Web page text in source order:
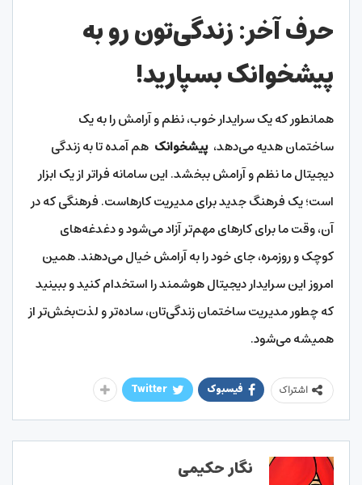
حرف آخر: زندگی‌تون رو به
پیشخوانک بسپارید!
همانطور که یک سرایدار خوب، نظم و آرامش را به یک
ساختمان هدیه می‌دهد،پیشخوانک هم آمده تا به زندگی
دیجیتال ما نظم و آرامش ببخشد. این سامانه فراتر از یک ابزار
است؛ یک فرهنگ جدید برای مدیریت کارهاست. فرهنگی که در
آن، وقت ما برای کارهای مهم‌تر آزاد می‌شود و دغدغه‌های
کوچک و روزمره، جای خود را به آرامش خیال می‌دهند. همین
امروز این سرایدار دیجیتال هوشمند را استخدام کنید و ببینید
که چطور مدیریت ساختمان زندگی‌تان، ساده‌تر و لذت‌بخش‌تر از
همیشه می‌شود.
اشتراک فیسبوک Twitter
نگار حکیمی